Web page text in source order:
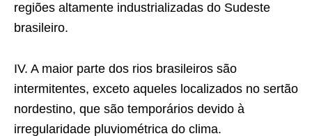
regiões altamente industrializadas do Sudeste
brasileiro.
IV. A maior parte dos rios brasileiros são
intermitentes, exceto aqueles localizados no sertão
nordestino, que são temporários devido à
irregularidade pluviométrica do clima.